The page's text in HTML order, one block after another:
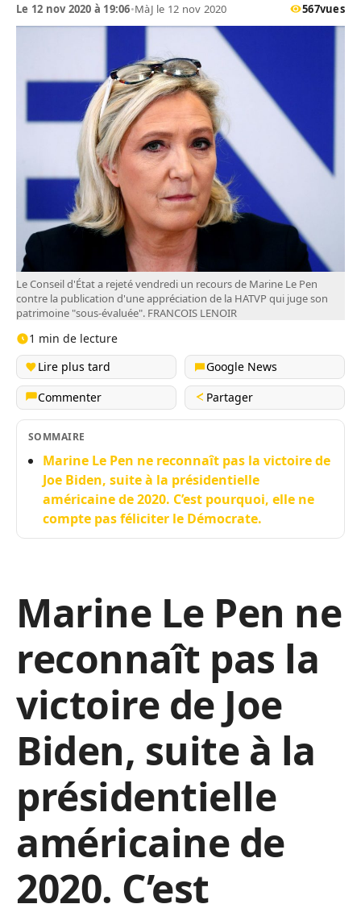
Le 12 nov 2020 à 19:06•MàJ le 12 nov 2020 567vues
Le Conseil d'État a rejeté vendredi un recours de Marine Le Pen
contre la publication d'une appréciation de la HATVP qui juge son
patrimoine "sous-évaluée". FRANCOIS LENOIR
1 min de lecture
Lire plus tard
Google News
Commenter
Partager
SOMMAIRE
Marine Le Pen ne reconnaît pas la victoire de
Joe Biden, suite à la présidentielle
américaine de 2020. C’est pourquoi, elle ne
compte pas féliciter le Démocrate.
Marine Le Pen ne
reconnaît pas la
victoire de Joe
Biden, suite à la
présidentielle
américaine de
2020. C’est